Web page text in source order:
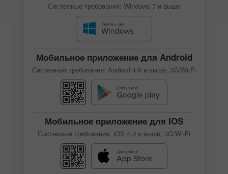
Системные требования: Windows 7 и выше
Мобильное приложение для Android
Системные требования: Android 4.0 и выше, 3G/Wi-Fi
Мобильное приложение для IOS
Системные требования: iOS 4.0 и выше, 3G/Wi-Fi